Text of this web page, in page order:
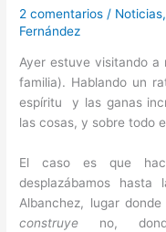
2 comentarios / Noticias,
Fernández
Ayer estuve visitando a
familia). Hablando un
espíritu y las ganas
las cosas, y sobre todo
El caso es que
desplazábamos
Albanchez, lugar donde
construye no,